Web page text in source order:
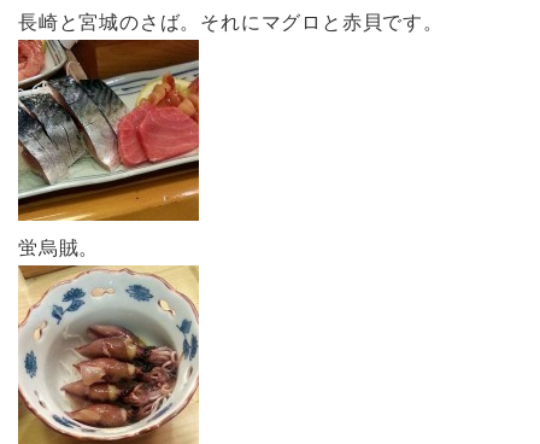
長崎と宮城のさば。それにマグロと赤貝です。
蛍烏賊。